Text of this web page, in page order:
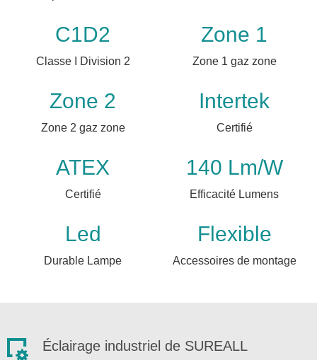
C1D2
Classe I Division 2
Zone 1
Zone 1 gaz zone
Zone 2
Zone 2 gaz zone
Intertek
Certifié
ATEX
Certifié
140 Lm/W
Efficacité Lumens
Led
Durable Lampe
Flexible
Accessoires de montage
Éclairage industriel de SUREALL